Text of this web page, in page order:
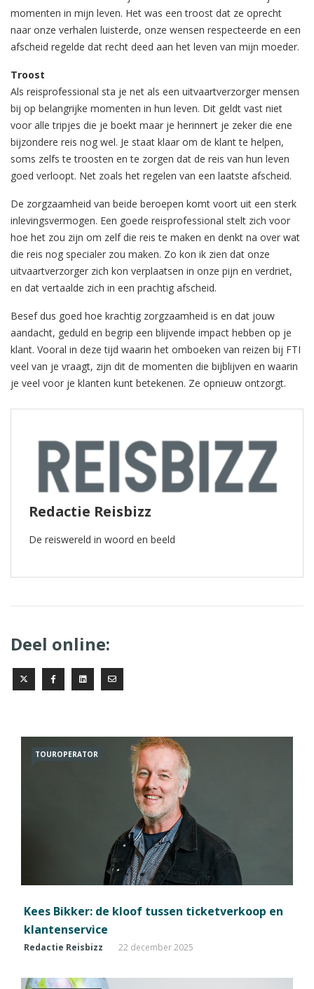
momenten in mijn leven. Het was een troost dat ze oprecht
naar onze verhalen luisterde, onze wensen respecteerde en een
afscheid regelde dat recht deed aan het leven van mijn moeder.
Troost
Als reisprofessional sta je net als een uitvaartverzorger mensen
bij op belangrijke momenten in hun leven. Dit geldt vast niet
voor alle tripjes die je boekt maar je herinnert je zeker die ene
bijzondere reis nog wel. Je staat klaar om de klant te helpen,
soms zelfs te troosten en te zorgen dat de reis van hun leven
goed verloopt. Net zoals het regelen van een laatste afscheid.
De zorgzaamheid van beide beroepen komt voort uit een sterk
inlevingsvermogen. Een goede reisprofessional stelt zich voor
hoe het zou zijn om zelf die reis te maken en denkt na over wat
die reis nog specialer zou maken. Zo kon ik zien dat onze
uitvaartverzorger zich kon verplaatsen in onze pijn en verdriet,
en dat vertaalde zich in een prachtig afscheid.
Besef dus goed hoe krachtig zorgzaamheid is en dat jouw
aandacht, geduld en begrip een blijvende impact hebben op je
klant. Vooral in deze tijd waarin het omboeken van reizen bij FTI
veel van je vraagt, zijn dit de momenten die bijblijven en waarin
je veel voor je klanten kunt betekenen. Ze opnieuw ontzorgt.
Redactie Reisbizz
De reiswereld in woord en beeld
Deel online:
TOUROPERATOR
Kees Bikker: de kloof tussen ticketverkoop en
klantenservice
Redactie Reisbizz 22 december 2025